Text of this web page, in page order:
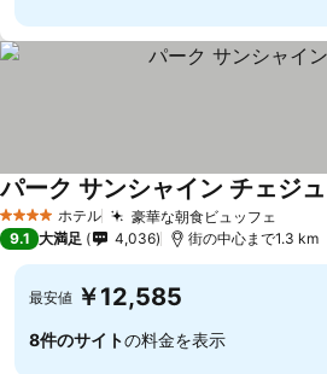
4 ホテルのランク
ホテル 豪華な朝食ビュッフェ
パーク サンシャイン チェジュ
9.1 大満足 4,036 街の中心まで1.3 km
最安値 ￥12,585
8件のサイトの料金を表示